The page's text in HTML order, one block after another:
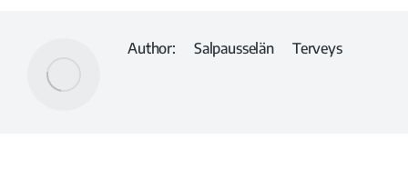
Author: Salpausselän Terveys